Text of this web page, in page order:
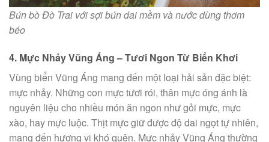
Bún bò Đò Trai với sợi bún dai mềm và nước dùng thơm
béo
4. Mực Nhảy Vũng Áng – Tươi Ngon Từ Biển Khơi
Vùng biển Vũng Áng mang đến một loại hải sản đặc biệt:
mực nhảy. Những con mực tươi rói, thân mực óng ánh là
nguyên liệu cho nhiều món ăn ngon như gỏi mực, mực
xào, hay mực luộc. Thịt mực giữ được độ dai ngọt tự nhiên,
mang đến hương vị khó quên. Mực nhảy Vũng Áng thường